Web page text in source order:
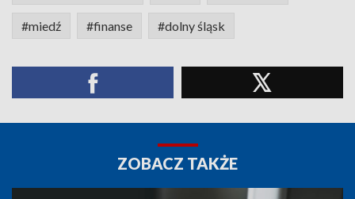
#miedź #finanse #dolny śląsk
ZOBACZ TAKŻE